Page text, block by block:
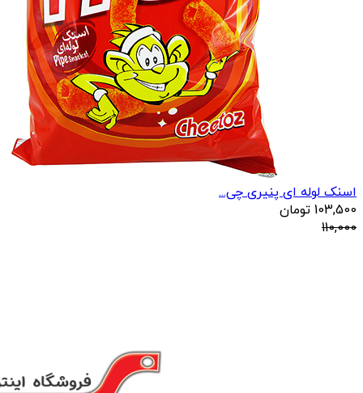
اسنک لوله ای پنیری چی...
103,500 تومان
110,000